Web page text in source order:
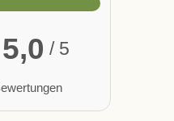
5,0 / 5